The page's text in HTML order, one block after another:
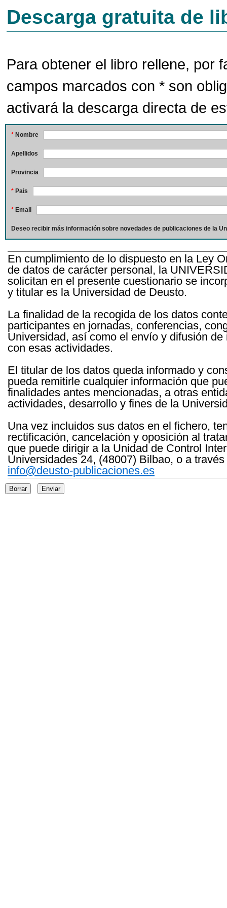
Descarga gratuita de
Para obtener el libro rellene, por
campos marcados con * son
activará la descarga directa de
* Nombre
Apellidos
Provincia
* Pais
* Email
Deseo recibir más información sobre novedades de publicaciones de la
En cumplimiento de lo dispuesto en la Ley
de datos de carácter personal, la
solicitan en el presente cuestionario se
y titular es la Universidad de Deusto.
La finalidad de la recogida de los datos
participantes en jornadas, conferencias,
Universidad, así como el envío y difusión
con esas actividades.
El titular de los datos queda informado y
pueda remitirle cualquier información que
finalidades antes mencionadas, a otras
actividades, desarrollo y fines de la
Una vez incluidos sus datos en el fichero,
rectificación, cancelación y oposición al
que puede dirigir a la Unidad de Control
Universidades 24, (48007) Bilbao, o a
info@deusto-publicaciones.es
Borrar Enviar